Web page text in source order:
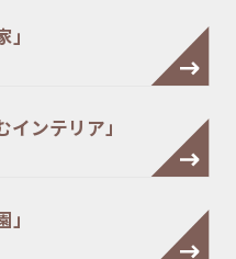
ンテリア」